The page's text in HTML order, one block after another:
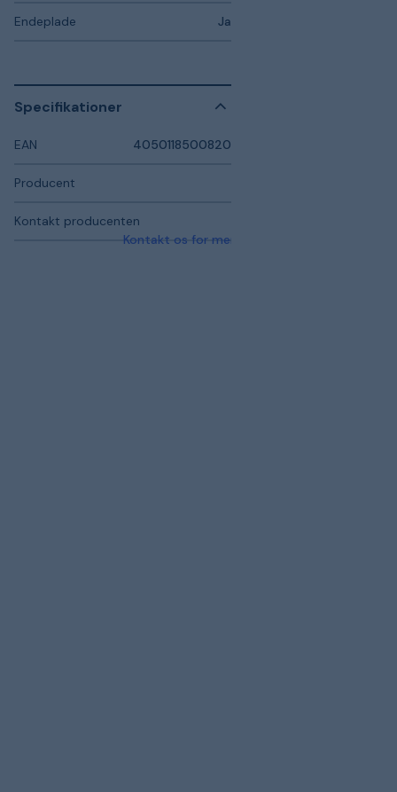
Endeplade Ja
Specifikationer
EAN 4050118500820
Producent
Kontakt producenten
Kontakt os for mere information